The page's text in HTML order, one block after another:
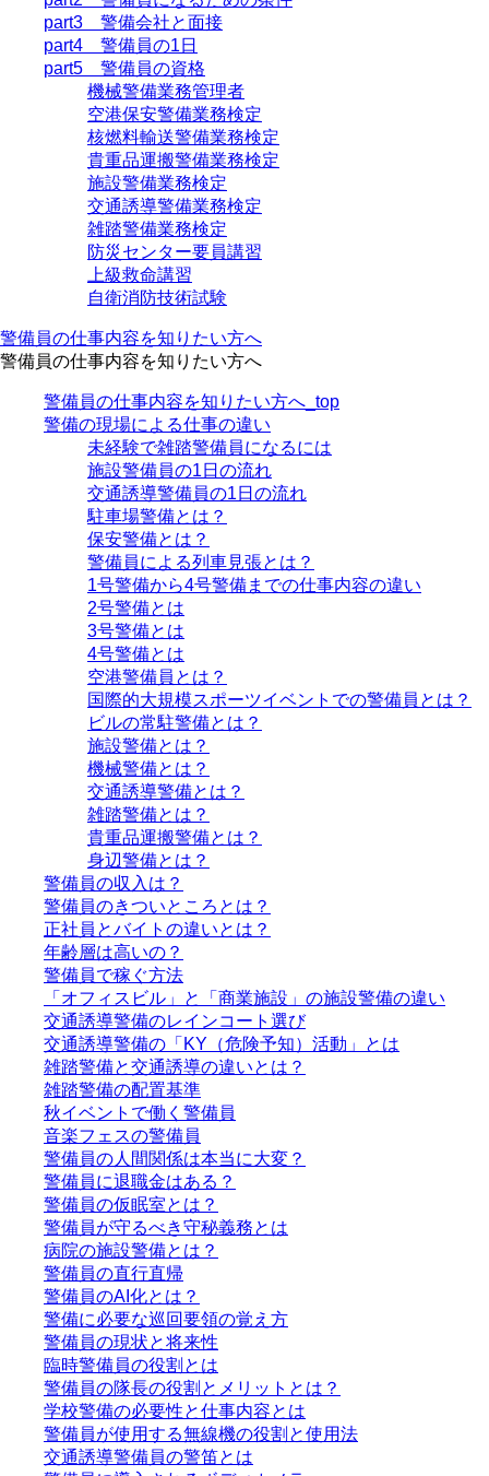
part3 警備会社と面接
part4 警備員の1日
part5 警備員の資格
機械警備業務管理者
空港保安警備業務検定
核燃料輸送警備業務検定
貴重品運搬警備業務検定
施設警備業務検定
交通誘導警備業務検定
雑踏警備業務検定
防災センター要員講習
上級救命講習
自衛消防技術試験
警備員の仕事内容を知りたい方へ
警備員の仕事内容を知りたい方へ
警備員の仕事内容を知りたい方へ_top
警備の現場による仕事の違い
未経験で雑踏警備員になるには
施設警備員の1日の流れ
交通誘導警備員の1日の流れ
駐車場警備とは？
保安警備とは？
警備員による列車見張とは？
1号警備から4号警備までの仕事内容の違い
2号警備とは
3号警備とは
4号警備とは
空港警備員とは？
国際的大規模スポーツイベントでの警備員とは？
ビルの常駐警備とは？
施設警備とは？
機械警備とは？
交通誘導警備とは？
雑踏警備とは？
貴重品運搬警備とは？
身辺警備とは？
警備員の収入は？
警備員のきついところとは？
正社員とバイトの違いとは？
年齢層は高いの？
警備員で稼ぐ方法
「オフィスビル」と「商業施設」の施設警備の違い
交通誘導警備のレインコート選び
交通誘導警備の「KY（危険予知）活動」とは
雑踏警備と交通誘導の違いとは？
雑踏警備の配置基準
秋イベントで働く警備員
音楽フェスの警備員
警備員の人間関係は本当に大変？
警備員に退職金はある？
警備員の仮眠室とは？
警備員が守るべき守秘義務とは
病院の施設警備とは？
警備員の直行直帰
警備員のAI化とは？
警備に必要な巡回要領の覚え方
警備員の現状と将来性
臨時警備員の役割とは
警備員の隊長の役割とメリットとは？
学校警備の必要性と仕事内容とは
警備員が使用する無線機の役割と使用法
交通誘導警備員の警笛とは